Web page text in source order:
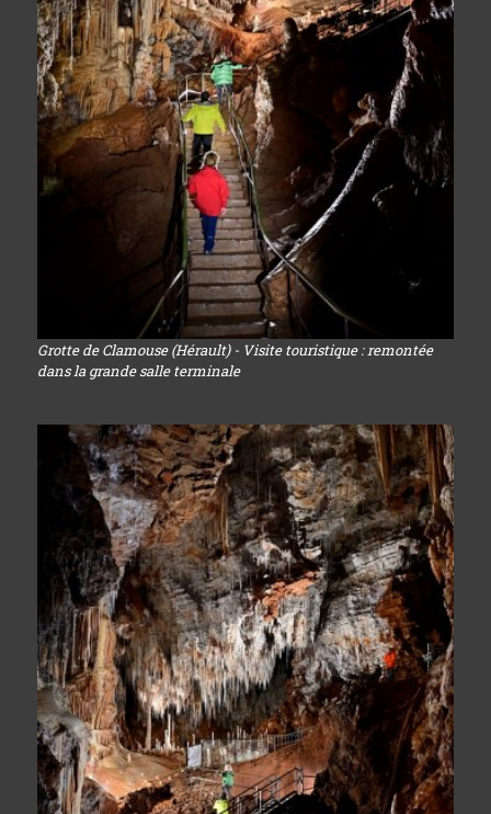
Grotte de Clamouse (Hérault) - Visite touristique : remontée
dans la grande salle terminale